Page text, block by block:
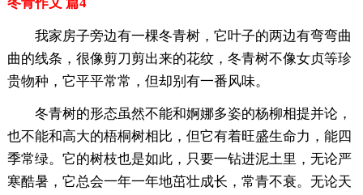
我家房子旁边有一棵冬青树，它叶子的两边有弯弯曲
曲的线条，很像剪刀剪出来的花纹，冬青树不像女贞等珍
贵物种，它平平常常，但却别有一番风味。
冬青树的形态虽然不能和婀娜多姿的杨柳相提并论，
也不能和高大的梧桐树相比，但它有着旺盛生命力，能四
季常绿。它的树枝也是如此，只要一钻进泥土里，无论严
寒酷暑，它总会一年一年地茁壮成长，常青不衰。无论天